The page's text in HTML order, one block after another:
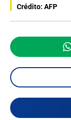
Crédito: AFP